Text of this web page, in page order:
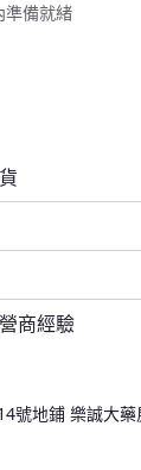
準備就緒
商經驗
號地鋪 樂誠大